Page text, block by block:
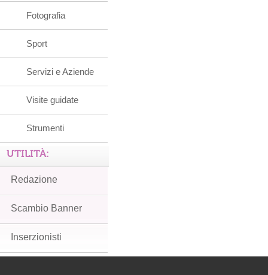
Fotografia
Sport
Servizi e Aziende
Visite guidate
Strumenti
UTILITÀ:
Redazione
Scambio Banner
Inserzionisti